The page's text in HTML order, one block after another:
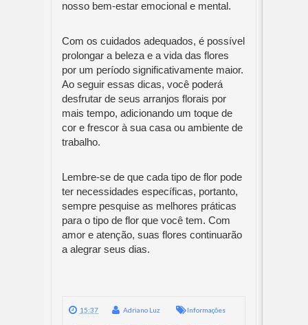
nosso bem-estar emocional e mental.
Com os cuidados adequados, é possível
prolongar a beleza e a vida das flores
por um período significativamente maior.
Ao seguir essas dicas, você poderá
desfrutar de seus arranjos florais por
mais tempo, adicionando um toque de
cor e frescor à sua casa ou ambiente de
trabalho.
Lembre-se de que cada tipo de flor pode
ter necessidades específicas, portanto,
sempre pesquise as melhores práticas
para o tipo de flor que você tem. Com
amor e atenção, suas flores continuarão
a alegrar seus dias.
15:37 Adriano Luz Informações